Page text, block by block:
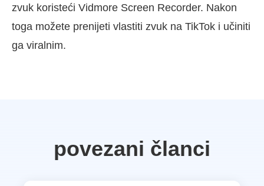
zvuk koristeći Vidmore Screen Recorder. Nakon
toga možete prenijeti vlastiti zvuk na TikTok i učiniti
ga viralnim.
povezani članci